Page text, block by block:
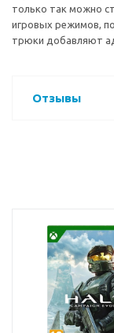
только так можно
игровых режимов,
трюки добавляют
Отзывы